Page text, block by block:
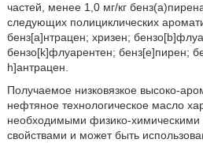
частей, менее 1,0 мг/кг
следующих полициклических
бенз[а]нтрацен; хризен;
бензо[k]флуарентен; бенз[е]пирен;
h]антрацен.
Получаемое низковязкое высоко-
нефтяное технологическое масло
необходимыми физико-
свойствами и может быть